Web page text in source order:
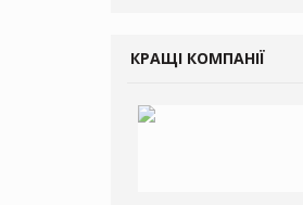
КРАЩІ КОМПАНІЇ